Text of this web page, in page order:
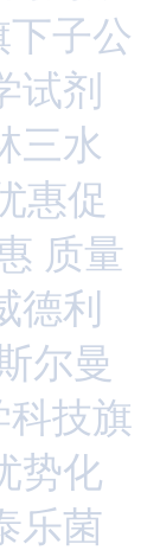
子公
试剂
三水
惠促
质量
德利
尔曼
科技旗
势化
乐菌